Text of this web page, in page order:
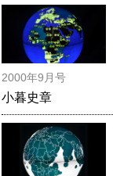
2000年9月号
小暮史章